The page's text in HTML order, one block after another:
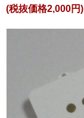
(税抜価格2,000円)